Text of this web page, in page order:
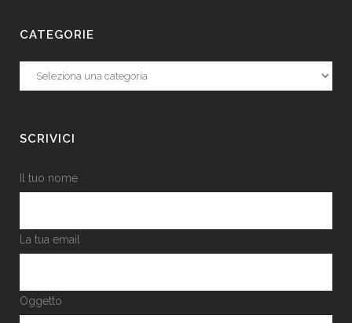
CATEGORIE
Categorie
SCRIVICI
Il tuo nome
La tua email
Oggetto